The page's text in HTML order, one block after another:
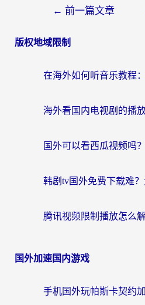
← 前一篇文章
版权地域限制
国外加速国内游戏